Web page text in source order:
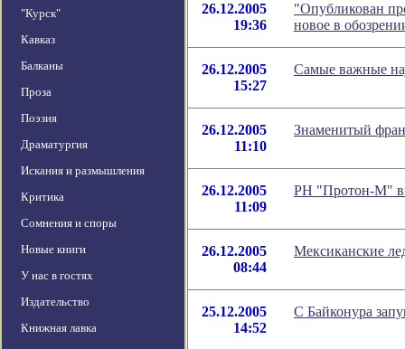
"Курск"
Кавказ
Балканы
Проза
Поэзия
Драматургия
Искания и размышления
Критика
Сомнения и споры
Новые книги
У нас в гостях
Издательство
Книжная лавка
26.12.2005
19:36
"Опубликован
новое в
26.12.2005
15:27
Самые важные
26.12.2005
11:10
Знаменитый
26.12.2005
11:09
РН "Протон-М"
26.12.2005
08:44
Мексиканские
25.12.2005
14:52
С Байконура